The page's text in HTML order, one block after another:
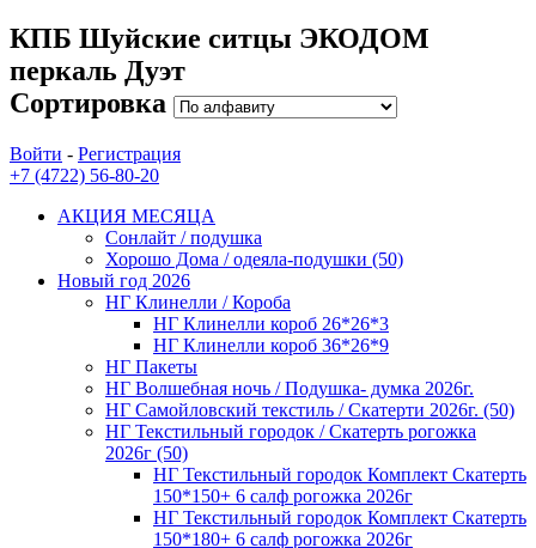
КПБ Шуйские ситцы ЭКОДОМ
перкаль Дуэт
Сортировка
Войти - Регистрация
+7 (4722) 56-80-20
АКЦИЯ МЕСЯЦА
Сонлайт / подушка
Хорошо Дома / одеяла-подушки (50)
Новый год 2026
НГ Клинелли / Короба
НГ Клинелли короб 26*26*3
НГ Клинелли короб 36*26*9
НГ Пакеты
НГ Волшебная ночь / Подушка- думка 2026г.
НГ Самойловский текстиль / Скатерти 2026г. (50)
НГ Текстильный городок / Скатерть рогожка
2026г (50)
НГ Текстильный городок Комплект Скатерть
150*150+ 6 салф рогожка 2026г
НГ Текстильный городок Комплект Скатерть
150*180+ 6 салф рогожка 2026г